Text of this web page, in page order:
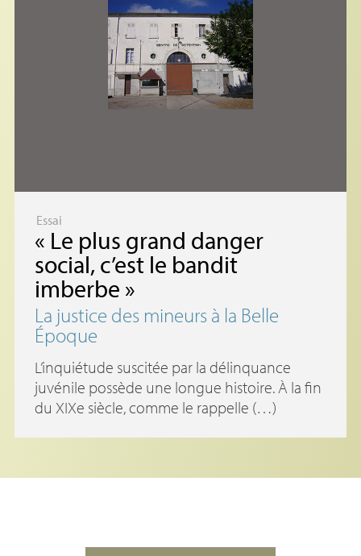
Essai
« Le plus grand danger
social, c’est le bandit
imberbe »
La justice des mineurs à la Belle
Époque
L’inquiétude suscitée par la délinquance
juvénile possède une longue histoire. À la fin
du XIXe siècle, comme le rappelle (…)